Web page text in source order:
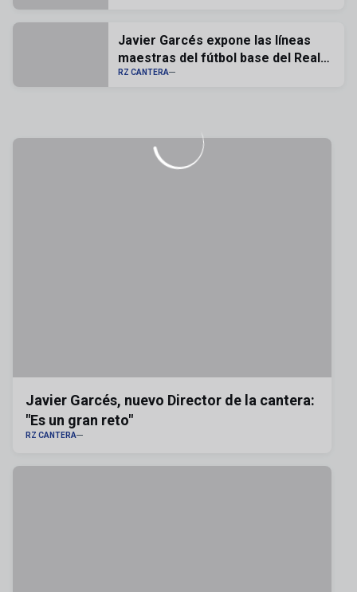
Javier Garcés expone las líneas
maestras del fútbol base del Real
Zaragoza
RZ CANTERA
Javier Garcés, nuevo Director de la cantera:
"Es un gran reto"
RZ CANTERA